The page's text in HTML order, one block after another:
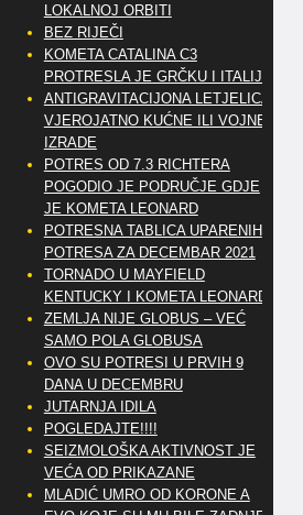
LOKALNOJ ORBITI
BEZ RIJEČI
KOMETA CATALINA C3
PROTRESLA JE GRČKU I ITALIJU
ANTIGRAVITACIJONA LETJELICA
VJEROJATNO KUĆNE ILI VOJNE
IZRADE
POTRES OD 7.3 RICHTERA
POGODIO JE PODRUČJE GDJE
JE KOMETA LEONARD
POTRESNA TABLICA UPARENIH
POTRESA ZA DECEMBAR 2021
TORNADO U MAYFIELD
KENTUCKY I KOMETA LEONARD
ZEMLJA NIJE GLOBUS – VEĆ
SAMO POLA GLOBUSA
OVO SU POTRESI U PRVIH 9
DANA U DECEMBRU
JUTARNJA IDILA
POGLEDAJTE!!!!
SEIZMOLOŠKA AKTIVNOST JE
VEĆA OD PRIKAZANE
MLADIĆ UMRO OD KORONE A